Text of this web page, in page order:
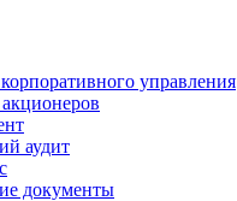
управления
аудит
документы